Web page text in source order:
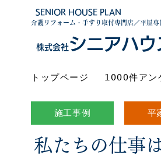
SENIOR HOUSE PLAN
介護リフォーム・手すり取付専門店／平屋専
株式会社シニアハ
トップページ 1000件アン
施工事例 平
私たちの仕事